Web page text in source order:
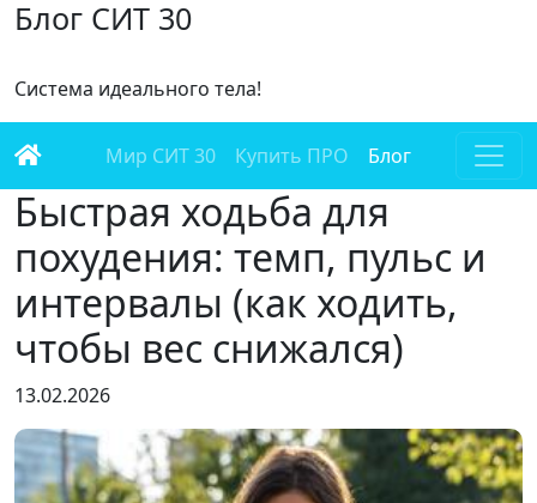
Блог СИТ 30
Cистема идеального тела!
Мир СИТ 30 Купить ПРО Блог
Быстрая ходьба для
похудения: темп, пульс и
интервалы (как ходить,
чтобы вес снижался)
13.02.2026